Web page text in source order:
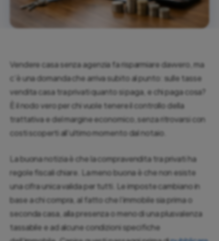
Vendere casa senza agenzia fa risparmiare davvero, ma
c’è una domanda che arriva subito al punto: sulle tasse
vendita casa tra privati quanto si paga, e chi paga cosa?
È il nodo vero per chi vuole tenere il controllo della
trattativa e del margine economico, senza ritrovarsi con
costi scoperti all’ultimo momento dal notaio.
La buona notizia è che la compravendita tra privati ha
regole fiscali chiare. La meno buona è che non esiste
una cifra unica valida per tutti. Le imposte cambiano in
base a chi compra, al fatto che l’immobile sia prima o
seconda casa, alla presenza o meno di una plusvalenza
tassabile e ad alcune condizioni specifiche